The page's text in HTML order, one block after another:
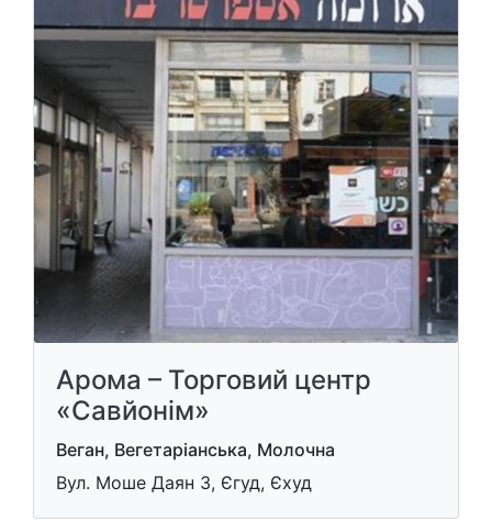
Арома – Торговий центр
«Савйонім»
Веган, Вегетаріанська, Молочна
Вул. Моше Даян 3, Єгуд, Єхуд